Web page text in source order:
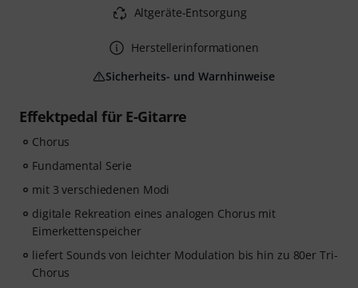
Effektpedal für E-Gitarre
Chorus
Fundamental Serie
mit 3 verschiedenen Modi
digitale Rekreation eines analogen Chorus mit
Eimerkettenspeicher
liefert Sounds von leichter Modulation bis hin zu 80er Tri-
Chorus
Altgeräte-Entsorgung
Herstellerinformationen
Sicherheits- und Warnhinweise